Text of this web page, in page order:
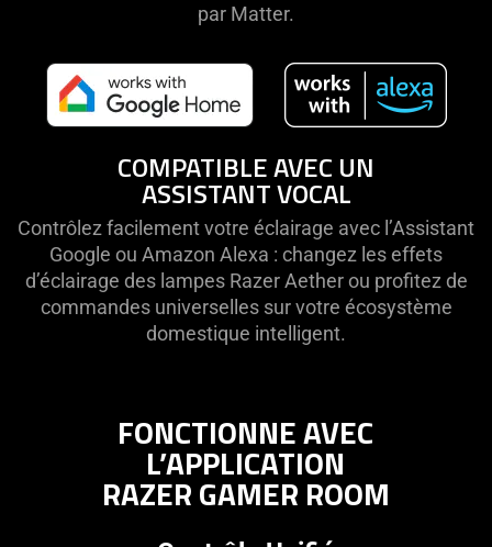
par Matter.
COMPATIBLE AVEC UN
ASSISTANT VOCAL
Contrôlez facilement votre éclairage avec l’Assistant
Google ou Amazon Alexa : changez les effets
d’éclairage des lampes Razer Aether ou profitez de
commandes universelles sur votre écosystème
domestique intelligent.
FONCTIONNE AVEC
L’APPLICATION
RAZER GAMER ROOM